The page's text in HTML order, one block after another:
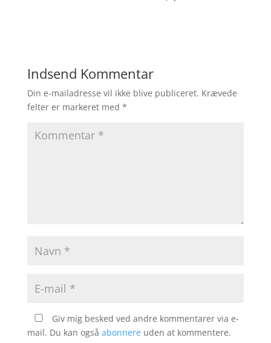
Indsend Kommentar
Din e-mailadresse vil ikke blive publiceret. Krævede
felter er markeret med *
Giv mig besked ved andre kommentarer via e-
mail. Du kan også abonnereuden at kommentere.